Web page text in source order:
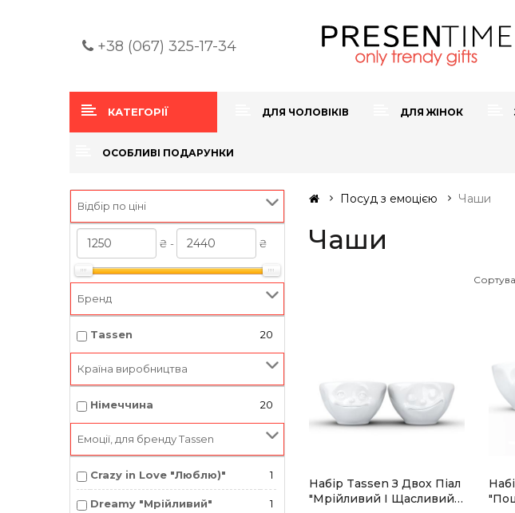
+38 (067) 325-17-34
КАТЕГОРІЇ ДЛЯ ЧОЛОВІКІВ ДЛЯ ЖІНОК
ОСОБЛИВІ ПОДАРУНКИ
Відбір по ціні
₴ - ₴
Бренд
Tassen 20
Країна виробництва
Німеччина 20
Емоції, для бренду Tassen
Crazy in Love "Люблю)" 1
Dreamy "Мрійливий" 1
Посуд з емоцією Чаши
Чаши
Набір Tassen З Двох Піал
"Мрійливий І Щасливий"